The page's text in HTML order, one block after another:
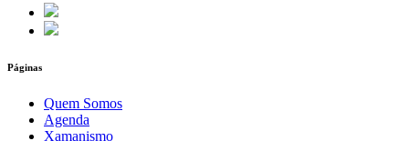
Páginas
Quem Somos
Agenda
Xamanismo